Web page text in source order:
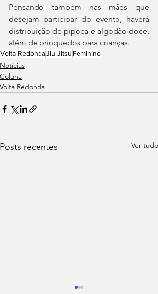
Pensando também nas mães que
desejam participar do evento, haverá
distribuição de pipoca e algodão doce,
além de brinquedos para crianças.
Volta RedondaJiu-Jitsu Feminino
Notícias
Coluna
Volta Redonda
Posts recentes Ver tudo